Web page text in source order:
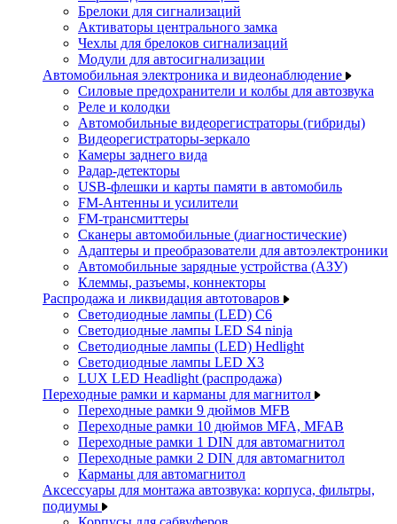
Брелоки для сигнализаций
Активаторы центрального замка
Чехлы для брелоков сигнализаций
Модули для автосигнализации
Автомобильная электроника и видеонаблюдение
Силовые предохранители и колбы для автозвука
Реле и колодки
Автомобильные видеорегистраторы (гибриды)
Видеорегистраторы-зеркало
Камеры заднего вида
Радар-детекторы
USB-флешки и карты памяти в автомобиль
FM-Антенны и усилители
FM-трансмиттеры
Сканеры автомобильные (диагностические)
Адаптеры и преобразователи для автоэлектроники
Автомобильные зарядные устройства (АЗУ)
Клеммы, разъемы, коннекторы
Распродажа и ликвидация автотоваров
Светодиодные лампы (LED) C6
Светодиодные лампы LED S4 ninja
Светодиодные лампы (LED) Hedlight
Светодиодные лампы LED X3
LUX LED Headlight (распродажа)
Переходные рамки и карманы для магнитол
Переходные рамки 9 дюймов MFB
Переходные рамки 10 дюймов MFA, MFAB
Переходные рамки 1 DIN для автомагнитол
Переходные рамки 2 DIN для автомагнитол
Карманы для автомагнитол
Аксессуары для монтажа автозвука: корпуса, фильтры,
подиумы